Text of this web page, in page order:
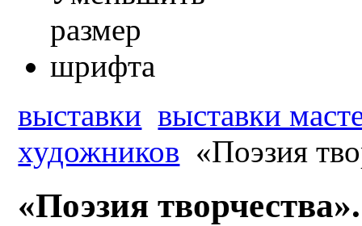
выставки выставки
художников «Поэзия
«Поэзия